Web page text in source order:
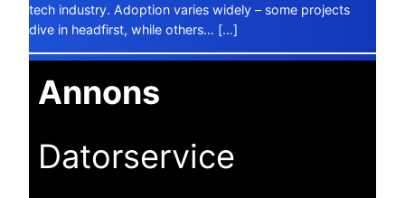
tech industry. Adoption varies widely – some projects
dive in headfirst, while others… […]
Annons
Datorservice